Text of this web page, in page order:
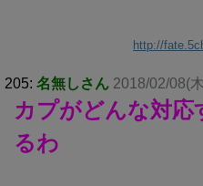
http://
205: 名無しさん 2018/02/08(
カプがどんな対
るわ